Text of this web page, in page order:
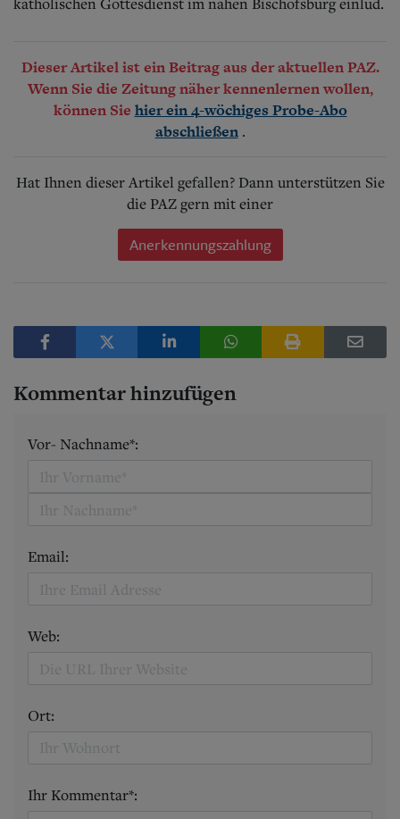
katholischen Gottesdienst im nahen Bischofsburg einlud.
Dieser Artikel ist ein Beitrag aus der aktuellen PAZ.
Wenn Sie die Zeitung näher kennenlernen wollen,
können Sie hier ein 4-wöchiges Probe-Abo
abschließen .
Hat Ihnen dieser Artikel gefallen? Dann unterstützen Sie
die PAZ gern mit einer
Anerkennungszahlung
Kommentar hinzufügen
Vor- Nachname*:
Email:
Web:
Ort:
Ihr Kommentar*: